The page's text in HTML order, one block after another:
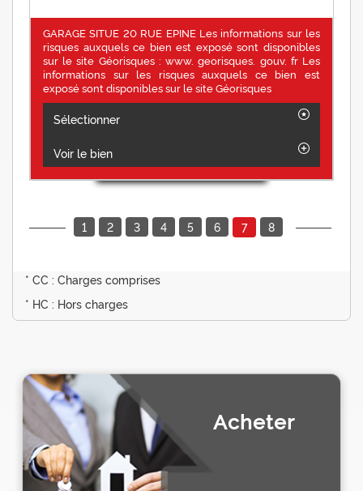
GARAGE SITUE 20 RUE EPINE Les informations sur les
risques auxquels ce bien est exposé sont disponibles
sur le site Géorisques : www. georisques. gouv. fr Les
informations sur les risques auxquels ce bien est
exposé sont disponibles sur le site Géorisques
Sélectionner
Voir le bien
1 2 3 4 5 6 7 8
* CC : Charges comprises
* HC : Hors charges
Acheter